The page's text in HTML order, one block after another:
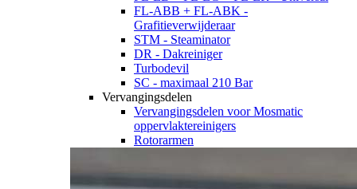
FL-ABB + FL-ABK -
Grafitieverwijderaar
STM - Steaminator
DR - Dakreiniger
Turbodevil
SC - maximaal 210 Bar
Vervangingsdelen
Vervangingsdelen voor Mosmatic
oppervlaktereinigers
Rotorarmen